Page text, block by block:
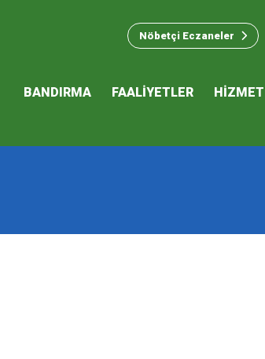
Nöbetçi Eczaneler
Programı
BANDIRMA FAALİYETLER HİZMET